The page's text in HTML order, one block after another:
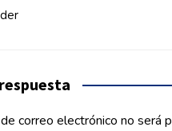
correo electrónico no será